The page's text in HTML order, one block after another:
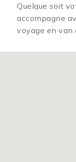
Quelque soit
accompagne
voyage en van